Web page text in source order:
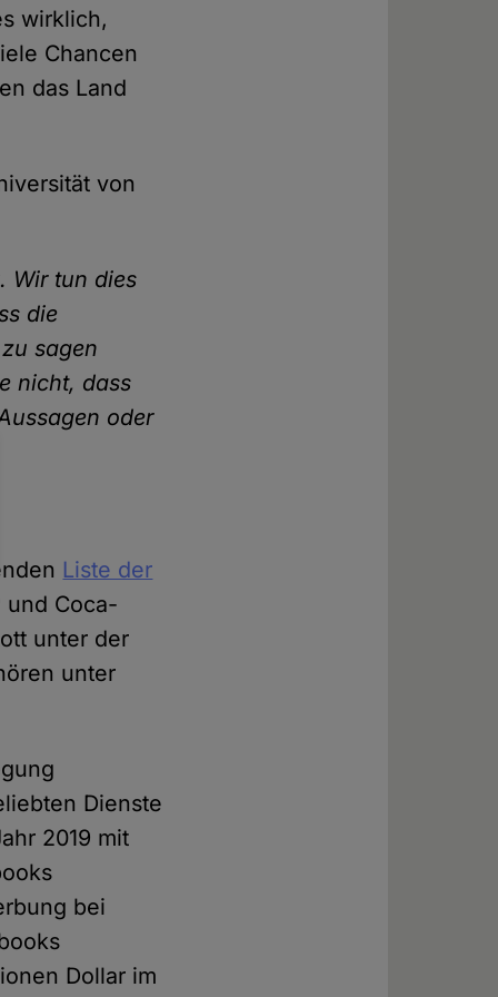
wirklich,
Chancen
das Land
von
Wir tun dies
die
sagen
nicht, dass
oder
Liste der
und Coca-
unter der
unter
Dienste
2019 mit
bei
Dollar im